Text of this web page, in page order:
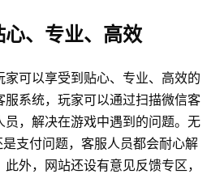
、专业、高效
家可以享受到贴心、专业、高效的
系统，玩家可以通过扫描微信客
，解决在游戏中遇到的问题。无
支付问题，客服人员都会耐心解
外，网站还设有意见反馈专区，